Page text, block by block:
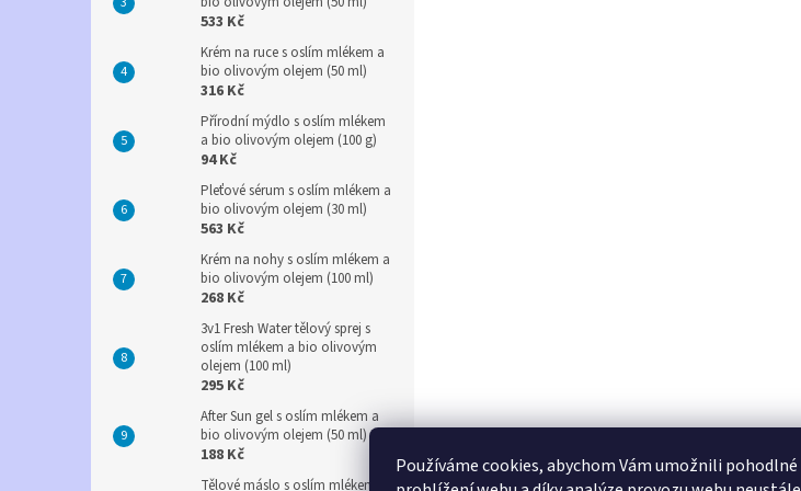
Používáme cookies, abychom Vám umožnili pohodlné
533 Kč
Krém na ruce s oslím mlékem a
bio olivovým olejem (50 ml)
316 Kč
Přírodní mýdlo s oslím mlékem
a bio olivovým olejem (100 g)
94 Kč
Pleťové sérum s oslím mlékem a
bio olivovým olejem (30 ml)
563 Kč
Krém na nohy s oslím mlékem a
bio olivovým olejem (100 ml)
268 Kč
3v1 Fresh Water tělový sprej s
oslím mlékem a bio olivovým
olejem (100 ml)
295 Kč
After Sun gel s oslím mlékem a
bio olivovým olejem (50 ml)
188 Kč
Tělové máslo s oslím mlékem a